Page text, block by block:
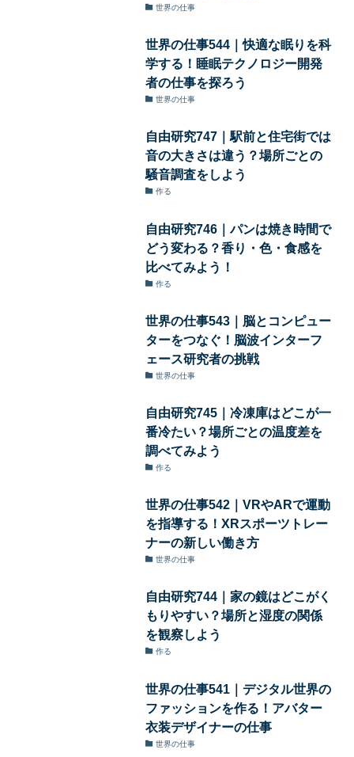
世界の仕事
世界の仕事544｜快適な眠りを科
学する！睡眠テクノロジー開発
者の仕事を探ろう
世界の仕事
自由研究747｜駅前と住宅街では
音の大きさは違う？場所ごとの
騒音調査をしよう
作る
自由研究746｜パンは焼き時間で
どう変わる？香り・色・食感を
比べてみよう！
作る
世界の仕事543｜脳とコンピュー
ターをつなぐ！脳波インターフ
ェース研究者の挑戦
世界の仕事
自由研究745｜冷凍庫はどこが一
番冷たい？場所ごとの温度差を
調べてみよう
作る
世界の仕事542｜VRやARで運動
を指導する！XRスポーツトレー
ナーの新しい働き方
世界の仕事
自由研究744｜家の鏡はどこがく
もりやすい？場所と湿度の関係
を観察しよう
作る
世界の仕事541｜デジタル世界の
ファッションを作る！アバター
衣装デザイナーの仕事
世界の仕事